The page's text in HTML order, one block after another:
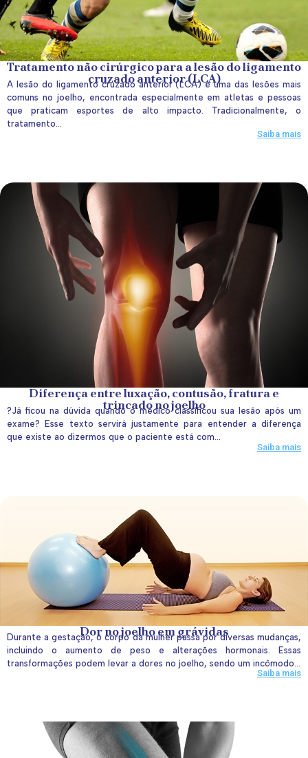
Tratamento não cirúrgico para a lesão do ligamento
cruzado anterior (LCA)
A lesão do ligamento cruzado anterior (LCA) é uma das lesões mais
comuns no joelho, encontrada especialmente em atletas e pessoas
que praticam esportes de alto impacto. Tradicionalmente, o
tratamento...
Saiba mais
Diferença entre luxação, contusão, fratura e
trincado no joelho
?Já ficou na dúvida quando o médico classificou sua lesão após um
exame? Esse texto servirá justamente para entender a diferença
que existe ao dizermos que o paciente está com...
Saiba mais
Dor no joelho em grávidas
Durante a gestação, o corpo da mulher passa por diversas mudanças,
incluindo o aumento de peso e alterações hormonais. Essas
transformações podem levar a dores no joelho, sendo um incômodo...
Saiba mais